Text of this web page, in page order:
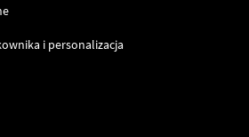
działania dzięki szkoleniom
miesięczna historia podróży
i personalizacja